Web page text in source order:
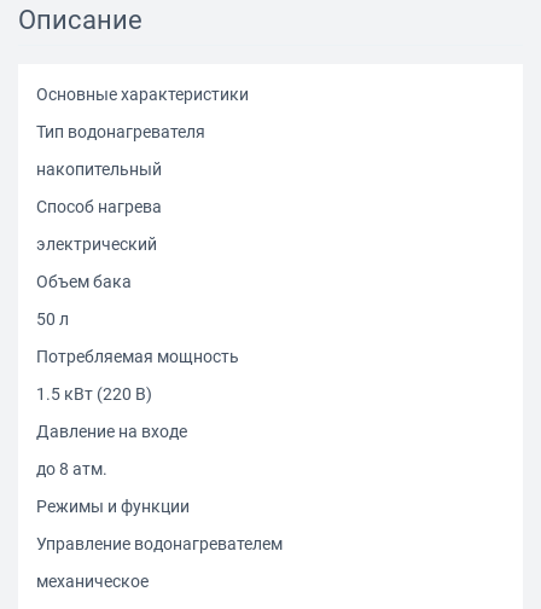
Описание
Основные характеристики
Тип водонагревателя
накопительный
Способ нагрева
электрический
Объем бака
50 л
Потребляемая мощность
1.5 кВт (220 В)
Давление на входе
до 8 атм.
Режимы и функции
Управление водонагревателем
механическое